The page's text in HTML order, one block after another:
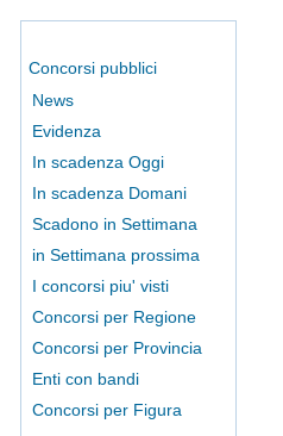
Concorsi pubblici
News
Evidenza
In scadenza Oggi
In scadenza Domani
Scadono in Settimana
in Settimana prossima
I concorsi piu' visti
Concorsi per Regione
Concorsi per Provincia
Enti con bandi
Concorsi per Figura